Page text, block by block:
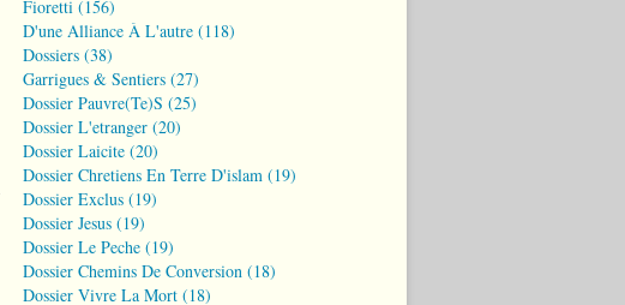
Fioretti (156)
D'une Alliance À L'autre (118)
Dossiers (38)
Garrigues & Sentiers (27)
Dossier Pauvre(te)s (25)
Dossier L'etranger (20)
Dossier Laicite (20)
Dossier Chretiens En Terre D'islam (19)
Dossier Exclus (19)
Dossier Jesus (19)
Dossier Le Peche (19)
Dossier Chemins De Conversion (18)
Dossier Vivre La Mort (18)